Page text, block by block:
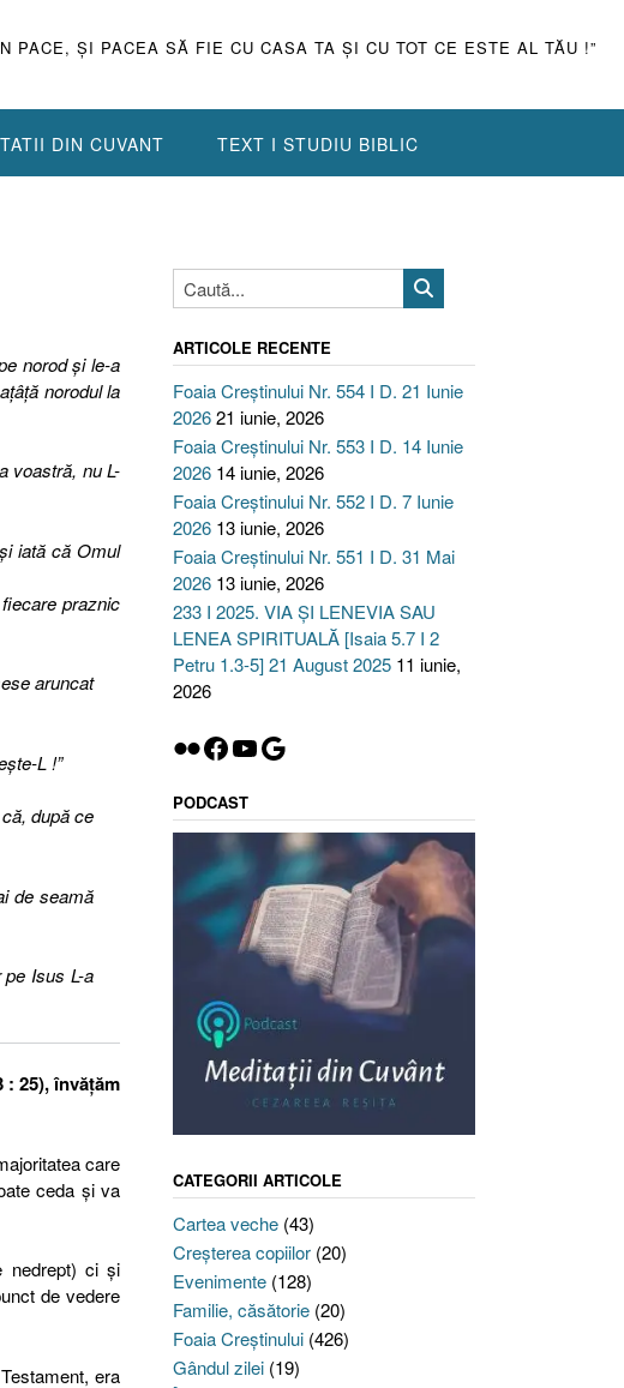
PACE, ŞI PACEA SĂ FIE CU CASA TA ŞI CU TOT CE ESTE AL TĂU !”
DIN CUVANT TEXT I STUDIU BIBLIC
norod şi le-a
norodul la
voastră, nu L-
iată că Omul
praznic
aruncat
L !”
după ce
de seamă
Isus L-a
: 25), învăţăm
care
ceda şi va
nedrept) ci şi
de vedere
era
ARTICOLE RECENTE
Foaia Creștinului Nr. 554 I D. 21 Iunie
202621 iunie, 2026
Foaia Creștinului Nr. 553 I D. 14 Iunie
2026 14 iunie, 2026
Foaia Creștinului Nr. 552 I D. 7 Iunie
2026 13 iunie, 2026
Foaia Creștinului Nr. 551 I D. 31 Mai
2026 13 iunie, 2026
233 I 2025. VIA ȘI LENEVIA SAU
LENEA SPIRITUALĂ [Isaia 5.7 I 2
Petru 1.3-5] 21 August 2025 11 iunie,
2026
Flickr
Facebook
YouTube
Google
PODCAST
CATEGORII ARTICOLE
Cartea veche(43)
Creşterea copiilor(20)
Evenimente(128)
Familie, căsătorie(20)
Foaia Creştinului(426)
Gândul zilei(19)